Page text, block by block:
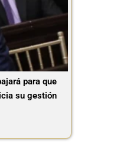
para que
su gestión